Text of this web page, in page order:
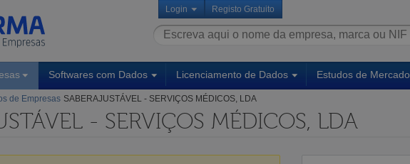
Login Registo Gratuito
Softwares com Dados Licenciamento de Dados Estudos de Mercado
de Empresas SABERAJUSTÁVEL - SERVIÇOS MÉDICOS, LDA
- SERVIÇOS MÉDICOS, LDA